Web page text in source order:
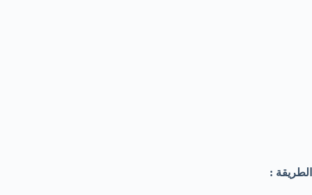
الطريقة :